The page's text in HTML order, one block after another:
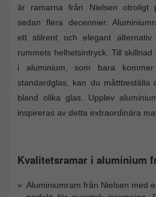
är ramarna från Nielsen otroligt
sedan flera decennier.
ett stilrent och elegant
rummets helhetsintryck. Till
i aluminium, som bara
standardglas, kan du måttbeställa
bland olika glas. Upplev
inspireras av detta extraordinära
Kvalitetsramar i aluminium
Aluminiumram från Nielsen med